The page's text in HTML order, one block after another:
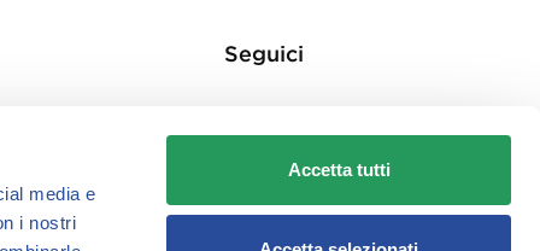
media e
i nostri
Accetta tutti
Seguici